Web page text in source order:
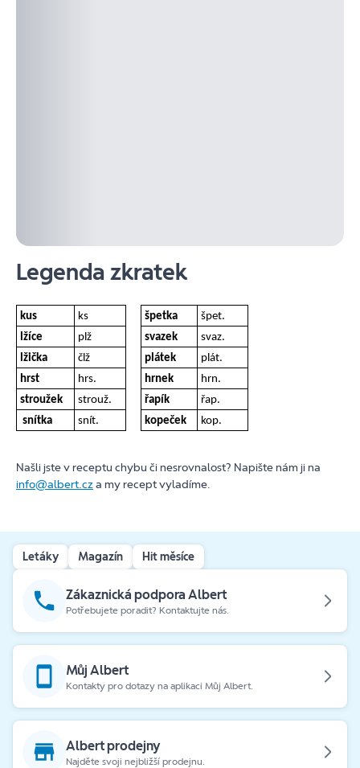
Legenda zkratek
kus ks špetka
špet.
lžíce
plž svazek
svaz.
lžička
člž plátek
plát.
hrst
hrs. hrnek
hrn.
stroužek
strouž. řapík
řap.
snítka
snít. kopeček kop.
Našli jste v receptu chybu či nesrovnalost? Napište nám ji na
info@albert.cza my recept vyladíme.
Letáky Magazín Hit měsíce
Zákaznická podpora Albert
Potřebujete poradit? Kontaktujte nás.
Můj Albert
Kontakty pro dotazy na aplikaci Můj Albert.
Albert prodejny
Najděte svoji nejbližší prodejnu.